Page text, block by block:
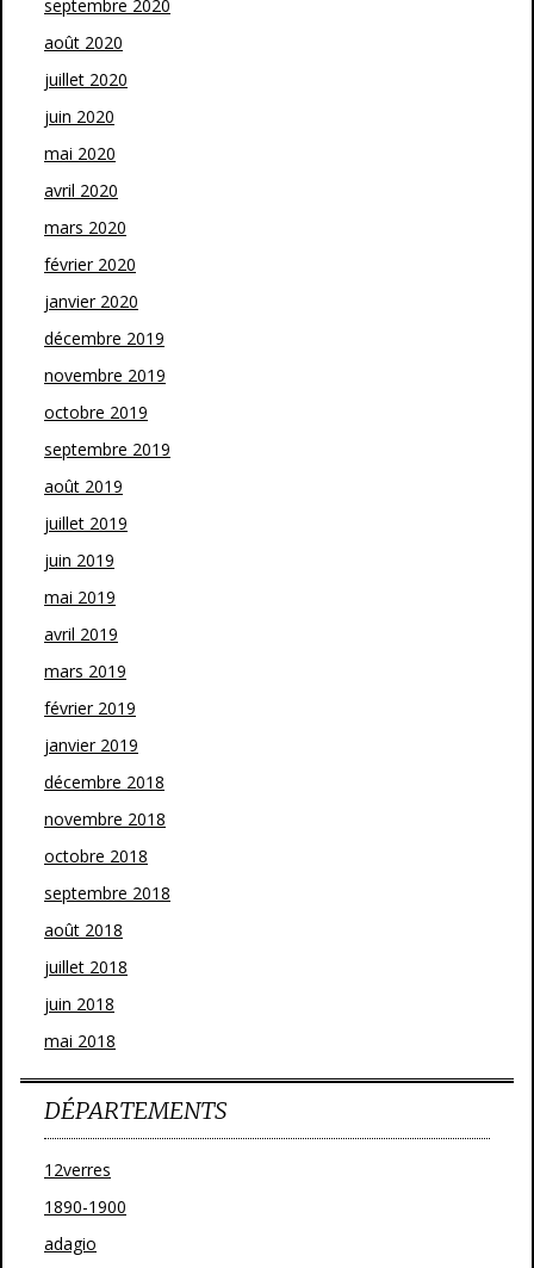
septembre 2020
août 2020
juillet 2020
juin 2020
mai 2020
avril 2020
mars 2020
février 2020
janvier 2020
décembre 2019
novembre 2019
octobre 2019
septembre 2019
août 2019
juillet 2019
juin 2019
mai 2019
avril 2019
mars 2019
février 2019
janvier 2019
décembre 2018
novembre 2018
octobre 2018
septembre 2018
août 2018
juillet 2018
juin 2018
mai 2018
DÉPARTEMENTS
12verres
1890-1900
adagio